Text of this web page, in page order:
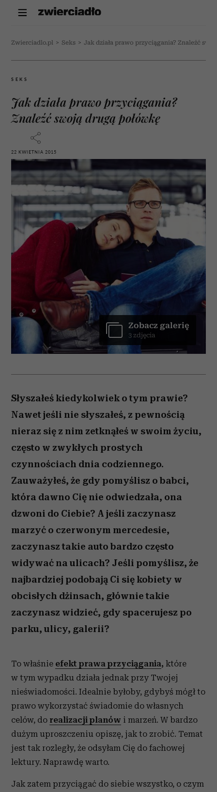
Zwierciadlo.pl > Seks > Jak działa prawo przyciągania? Znaleźć
SEKS
Jak działa prawo przyciągania?
Znaleźć swoją drugą połówkę
22 KWIETNIA 2015
Zobacz galerię
3 zdjęcia
Słyszałeś kiedykolwiek o tym prawie?
Nawet jeśli nie słyszałeś, z pewnością
nieraz się z nim zetknąłeś w swoim życiu,
często w zwykłych prostych
czynnościach dnia codziennego.
Zauważyłeś, że gdy pomyślisz o babci,
która dawno Cię nie odwiedzała, ona
dzwoni do Ciebie? A jeśli zaczynasz
marzyć o czerwonym mercedesie,
zaczynasz takie auto bardzo często
widywać na ulicach? Jeśli pomyślisz, że
najbardziej podobają Ci się kobiety w
obcisłych dżinsach, głównie takie
zaczynasz widzieć, gdy spacerujesz po
parku, ulicy, galerii?
To właśnie efekt prawa przyciągania, które
w tym wypadku działa jednak przy Twojej
nieświadomości. Idealnie byłoby, gdybyś mógł to
prawo wykorzystać świadomie do własnych
celów, do realizacji planów i marzeń. W bardzo
dużym uproszczeniu opiszę, jak to zrobić. Temat
jest tak rozległy, że odsyłam Cię do fachowej
lektury. Naprawdę warto.
Jak zatem przyciągać do siebie wszystko, o czym